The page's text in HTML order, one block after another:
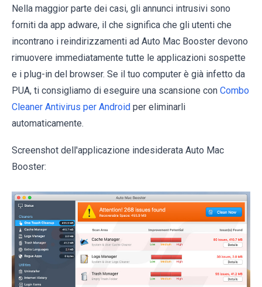
Nella maggior parte dei casi, gli annunci intrusivi sono
forniti da app adware, il che significa che gli utenti che
incontrano i reindirizzamenti ad Auto Mac Booster devono
rimuovere immediatamente tutte le applicazioni sospette
e i plug-in del browser. Se il tuo computer è già infetto da
PUA, ti consigliamo di eseguire una scansione con Combo
Cleaner Antivirus per Android per eliminarli
automaticamente.
Screenshot dell'applicazione indesiderata Auto Mac
Booster: